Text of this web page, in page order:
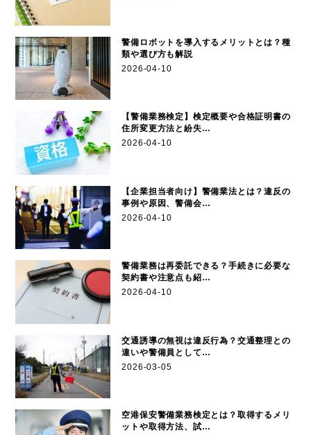
警備ロボットを導入するメリットとは？種
類や選び方も解説
2026-04-10
【警備業務検定】検定概要や合格証明書の
住所変更方法と紛失…
2026-04-10
【企業担当者向け】警備業法とは？違反の
事例や原因、警備会…
2026-04-10
警備業務は再委託できる？手続きに必要な
契約書や注意点も紹…
2026-04-10
交通誘導の無視は違反行為？交通整理との
違いや警備員として…
2026-03-05
空港保安警備業務検定とは？取得するメリ
ットや取得方法、試…